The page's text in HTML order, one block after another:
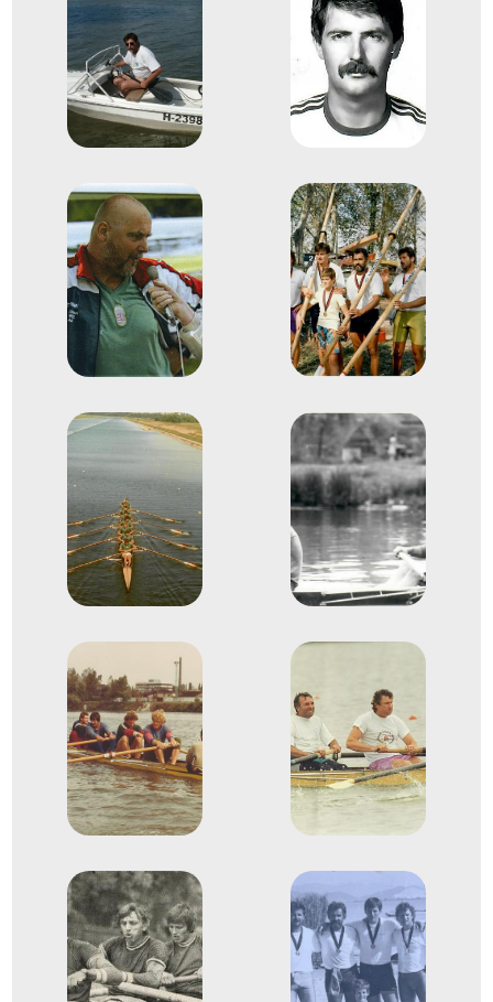
Evezés világbajnokság
Kiss László Strochmayer Attila
Vavra András
Tóth Mihály
Papp Zsolt
Evezős Kormányos négyes
(4+)
11
1979
1979. szept.
Jugoszlávia
Evezés világbajnokság
Kiss Ferenc Kiss László
Toronyi Kálmán
Karaus Zoltán
Evezős Kormányos nélküli
Helyezetlen